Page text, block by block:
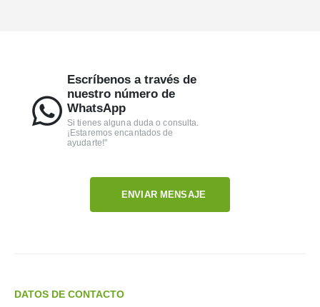
Escríbenos a través de
nuestro número de
WhatsApp
Si tienes alguna duda o consulta.
¡Estaremos encantados de
ayudarte!"
ENVIAR MENSAJE
DATOS DE CONTACTO